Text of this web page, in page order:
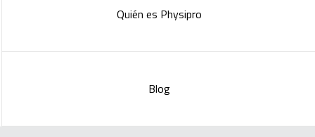
Quién es Physipro
Blog